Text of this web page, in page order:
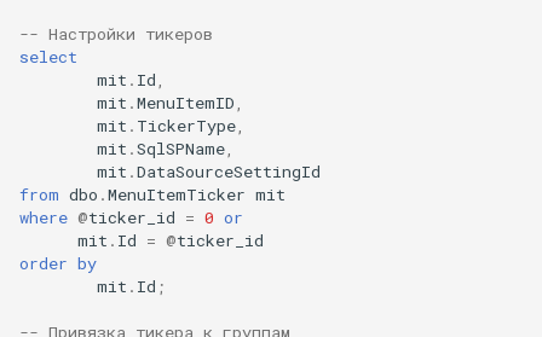
-- Настройки тикеров
select
mit . Id
mit .MenuItemID
mit . TickerType
mit .SqlSPName
mit .DataSourceSettingId
from dbo .MenuItemTicker mit
where @ticker_id = 0 or
mit . Id = @ticker_id
order by
mit . Id ;
-- Привязка тикера к группам